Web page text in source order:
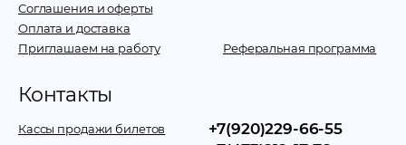
Соглашения и оферты
Оплата и доставка
Приглашаем на работу
Реферальная программа
Контакты
Кассы продажи билетов
+7(920)229-66-55